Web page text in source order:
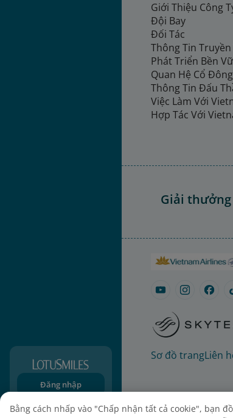
Đăng nhập
Đăng ký
Giới Thiệu Công
Đội Bay
Đối Tác
Thông Tin
Phát Triển Bền
Quan Hệ Cổ Đông
Thông Tin Đấu
Việc Làm Với
Hợp Tác Với
Giải
Sơ đồ trangLiên
Bằng cách nhấp vào "Chấp nhận tất cả cookie", bạn